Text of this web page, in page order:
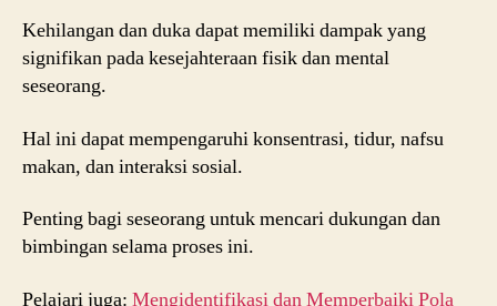
Kehilangan dan duka dapat memiliki dampak yang
signifikan pada kesejahteraan fisik dan mental
seseorang.
Hal ini dapat mempengaruhi konsentrasi, tidur, nafsu
makan, dan interaksi sosial.
Penting bagi seseorang untuk mencari dukungan dan
bimbingan selama proses ini.
Pelajari juga: Mengidentifikasi dan Memperbaiki Pola